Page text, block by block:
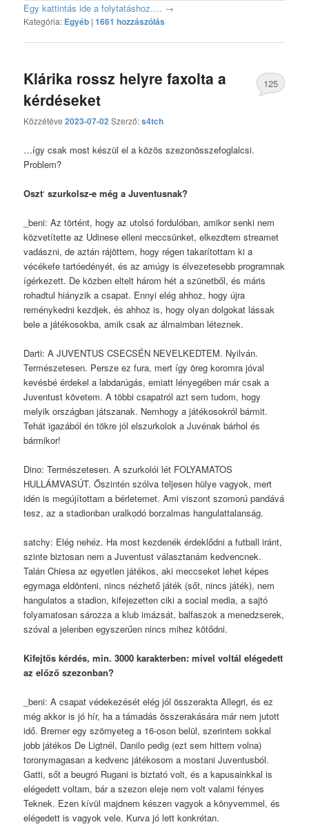
Egy kattintás ide a folytatáshoz…. →
Kategória: Egyéb |1661 hozzászólás
Klárika rossz helyre faxolta a
kérdéseket
Közzétéve2023-07-02Szerző:s4tch
125
…így csak most készül el a közös szezonösszefoglalcsi.
Problem?
Oszt‘ szurkolsz-e még a Juventusnak?
_beni: Az történt, hogy az utolsó fordulóban, amikor senki nem
közvetítette az Udinese elleni meccsünket, elkezdtem streamet
vadászni, de aztán rájöttem, hogy régen takarítottam ki a
vécékefe tartóedényét, és az amúgy is élvezetesebb programnak
ígérkezett. De közben eltelt három hét a szünetből, és máris
rohadtul hiányzik a csapat. Ennyi elég ahhoz, hogy újra
reménykedni kezdjek, és ahhoz is, hogy olyan dolgokat lássak
bele a játékosokba, amik csak az álmaimban léteznek.
Darti: A JUVENTUS CSECSÉN NEVELKEDTEM. Nyilván.
Természetesen. Persze ez fura, mert így öreg koromra jóval
kevésbé érdekel a labdarúgás, emiatt lényegében már csak a
Juventust követem. A többi csapatról azt sem tudom, hogy
melyik országban játszanak. Nemhogy a játékosokról bármit.
Tehát igazából én tökre jól elszurkolok a Juvénak bárhol és
bármikor!
Dino: Természetesen. A szurkolói lét FOLYAMATOS
HULLÁMVASÚT. Őszintén szólva teljesen hülye vagyok, mert
idén is megújítottam a bérletemet. Ami viszont szomorú pandává
tesz, az a stadionban uralkodó borzalmas hangulattalanság.
satchy: Elég nehéz. Ha most kezdenék érdeklődni a futball iránt,
szinte biztosan nem a Juventust választanám kedvencnek.
Talán Chiesa az egyetlen játékos, aki meccseket lehet képes
egymaga eldönteni, nincs nézhető játék (sőt, nincs játék), nem
hangulatos a stadion, kifejezetten ciki a social media, a sajtó
folyamatosan sározza a klub imázsát, balfaszok a menedzserek,
szóval a jelenben egyszerűen nincs mihez kötődni.
Kifejtős kérdés, min. 3000 karakterben: mivel voltál elégedett
az előző szezonban?
_beni: A csapat védekezését elég jól összerakta Allegri, és ez
még akkor is jó hír, ha a támadás összerakására már nem jutott
idő. Bremer egy szörnyeteg a 16-oson belül, szerintem sokkal
jobb játékos De Ligtnél, Danilo pedig (ezt sem hittem volna)
toronymagasan a kedvenc játékosom a mostani Juventusból.
Gatti, sőt a beugró Rugani is biztató volt, és a kapusainkkal is
elégedett voltam, bár a szezon eleje nem volt valami fényes
Teknek. Ezen kívül majdnem készen vagyok a könyvemmel, és
elégedett is vagyok vele. Kurva jó lett konkrétan.